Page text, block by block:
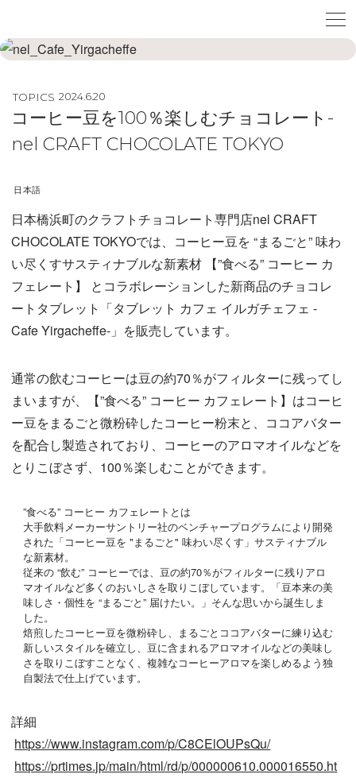
TOPICS 2024.6.20
コーヒー豆を100％楽しむチョコレート-
nel CRAFT CHOCOLATE TOKYO
日本語
日本橋浜町のクラフトチョコレート専門店nel CRAFT
CHOCOLATE TOKYOでは、コーヒー豆を “まるごと” 味わ
い尽くすサスティナブルな新素材 【”食べる” コーヒー カ
フェレート】 とコラボレーションした新商品のチョコレ
ートタブレット「タブレット カフェ イルガチェフェ -
Cafe Yirgacheffe-」を販売しています。
通常の飲むコーヒーは豆の約70％がフィルターに残ってし
まいますが、【”食べる” コーヒー カフェレート】はコーヒ
ー豆をまるごと微粉砕したコーヒー粉末と、ココアバター
を配合し製造されており、コーヒーのアロマオイルなどを
とりこぼさず、100％楽しむことができます。
”食べる” コーヒー カフェレートとは
大手飲料メーカーサントリー社のベンチャープログラムにより開発
された「コーヒー豆を "まるごと" 味わい尽くす」サスティナブル
な新素材。
従来の “飲む” コーヒーでは、豆の約70％がフィルターに残りアロ
マオイルなど多くのおいしさを取りこぼしています。「豆本来の美
味しさ・個性を “まるごと” 届けたい。」そんな思いから誕生しま
した。
焙煎したコーヒー豆を微粉砕し、まるごとココアバターに練り込む
新しいスタイルを確立し、豆に含まれるアロマオイルなどの美味し
さを取りこぼすことなく、複雑なコーヒーアロマを楽しめるよう独
自製法で仕上げています。
詳細
https://www.instagram.com/p/C8CElOUPsQu/
https://prtimes.jp/main/html/rd/p/000000610.000016550.ht